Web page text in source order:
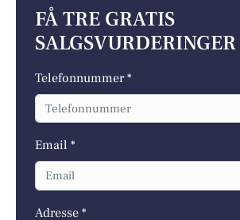
FÅ TRE GRATIS
SALGSVURDERINGER
Telefonnummer *
Email *
Adresse *